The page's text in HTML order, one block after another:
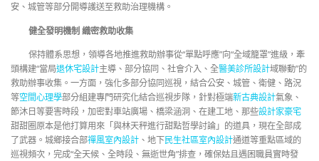
安、城管等部分開導護送至救助治理機構。
健全發明機制 織密救助收集
保持體系思想，領導各地推進救助辦事從“單點呼應”向“全域籠罩”進級，牽
頭構建“當局退休宅設計主導、部分協同、社會介入、全醫美診所設計域聯動”的
救助辦事收集。一方面，強化多部分協同巡視，結合公安、城管、衛健、路況
等空間心理學部分組建專門研究化結合巡視步隊，針對極端新古典設計氣象、
節沐日等要害時段，加密對車站廣場、橋梁涵洞、在建工地、那些設計家豪宅
甜甜圈原本是他打算用來「與林天秤進行甜點哲學討論」的道具，現在全部成
了武器。城鄉接合部禪風室內設計 、地下民生社區室內設計通道等重點區域的
巡視頻次，完成“全天候、全時段、無逝世角”排查，確保姑且遇困職員實時發